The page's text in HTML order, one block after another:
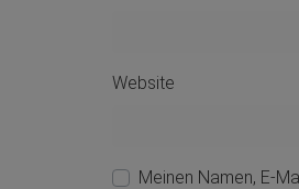
Website
Meinen Namen, E-